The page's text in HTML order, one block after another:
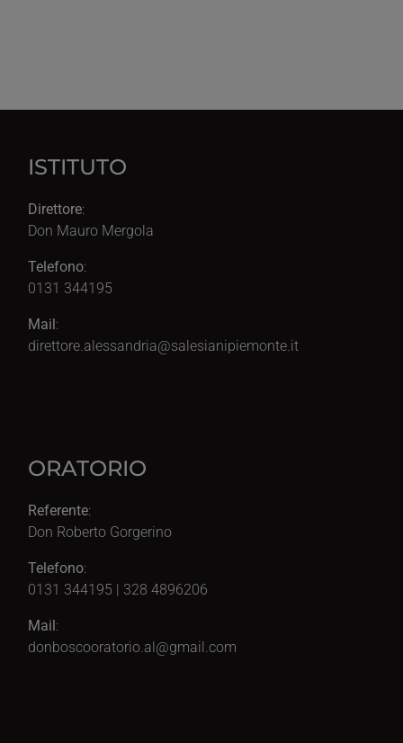
ISTITUTO
Direttore:
Don Mauro Mergola
Telefono:
0131 344195
Mail :
direttore.alessandria@salesianipiemonte.it
ORATORIO
Referente:
Don Roberto Gorgerino
Telefono:
0131 344195 | 328 4896206
Mail:
donboscooratorio.al@gmail.com